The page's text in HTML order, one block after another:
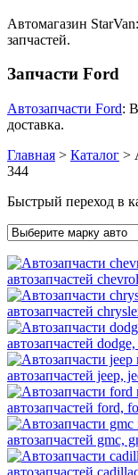
Автомагазин StarVan:
запчастей.
Запчасти Ford
Автозапчасти Ford:
доставка.
Главная > Каталог >
344
Быстрый переход в